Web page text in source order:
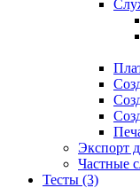
Экспорт
Частные
Тесты (3)